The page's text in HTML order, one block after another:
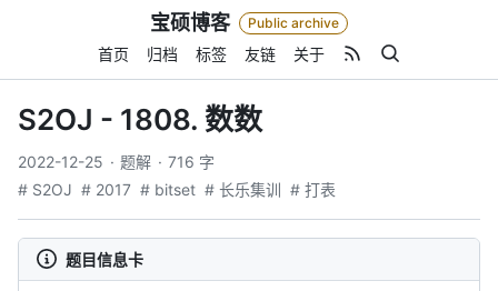
宝硕博客 Public archive
首页 归档 标签 友链 关于
S2OJ - 1808. 数数
2022-12-25 题解
716 字
# S2OJ # 2017 # bitset # 长乐集训 # 打表
题目信息卡